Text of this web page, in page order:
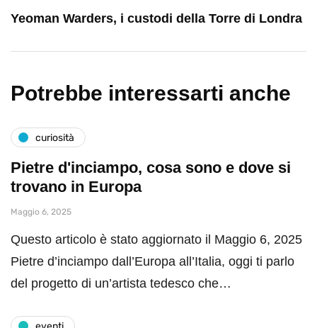
Yeoman Warders, i custodi della Torre di Londra
Potrebbe interessarti anche
curiosità
Pietre d'inciampo, cosa sono e dove si
trovano in Europa
Maggio 6, 2025
Questo articolo è stato aggiornato il Maggio 6, 2025
Pietre d’inciampo dall’Europa all’Italia, oggi ti parlo
del progetto di un’artista tedesco che…